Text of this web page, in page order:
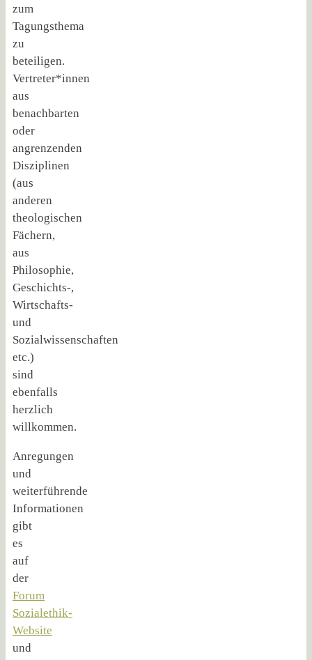
zum
Tagungsthema
zu
beteiligen.
Vertreter*innen
aus
benachbarten
oder
angrenzenden
Disziplinen
(aus
anderen
theologischen
Fächern,
aus
Philosophie,
Geschichts-,
Wirtschafts-
und
Sozialwissenschaften
etc.)
sind
ebenfalls
herzlich
willkommen.
Anregungen
und
weiterführende
Informationen
gibt
es
auf
der
Forum
Sozialethik-
Website
und